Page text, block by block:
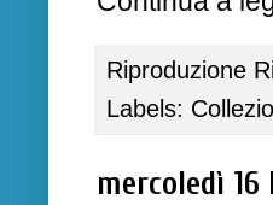
Riproduzione
Labels:
mercoledì 16